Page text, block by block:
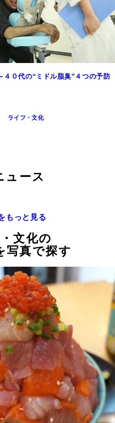
４０代の“ミドル脂臭”４つの予防
ライフ・文化
ュース
もっと見る
文化の
写真で探す